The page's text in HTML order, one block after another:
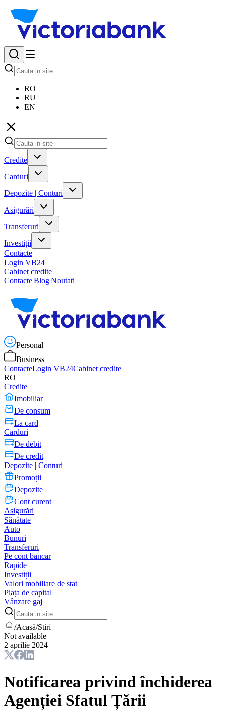
RO
RU
EN
Credite
Carduri
Depozite | Conturi
Asigurări
Transferuri
Investiții
Contacte
Login VB24
Cabinet credite
Contacte|Blog|Noutati
Personal
Business
ContacteLogin VB24Cabinet credite
RO
Credite
Imobiliar
De consum
La card
Carduri
De debit
De credit
Depozite | Conturi
Promoții
Depozite
Cont curent
Asigurări
Sănătate
Auto
Bunuri
Transferuri
Pe cont bancar
Rapide
Investiții
Valori mobiliare de stat
Piața de capital
Vânzare gaj
/Acasă/Stiri
Not available
2 aprilie 2024
Notificarea privind închiderea
Agenției Sfatul Țării